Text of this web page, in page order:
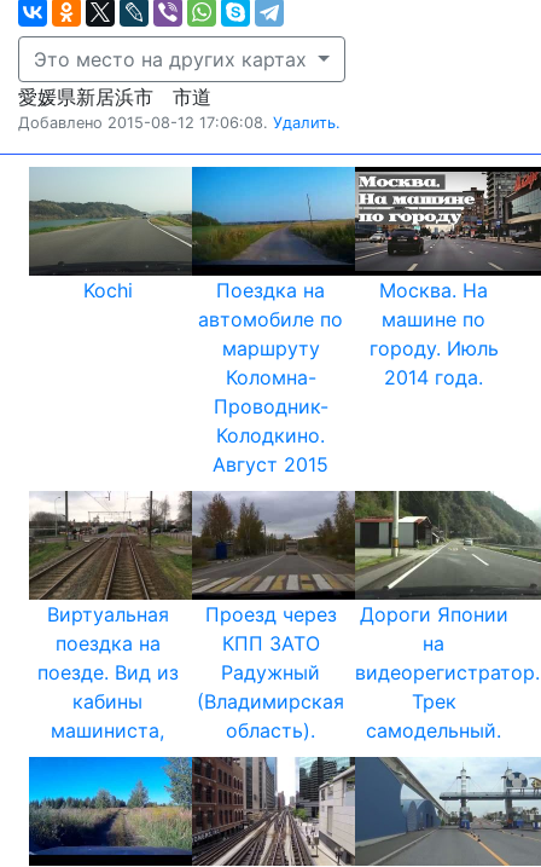
Это место на других картах
愛媛県新居浜市 市道
Добавлено 2015-08-12 17:06:08. Удалить.
Kochi
Поездка на
автомобиле по
маршруту
Коломна-
Проводник-
Колодкино.
Август 2015
Москва. На
машине по
городу. Июль
2014 года.
Виртуальная
поездка на
поезде. Вид из
кабины
машиниста,
Проезд через
КПП ЗАТО
Радужный
(Владимирская
область).
Дороги Японии
на
видеорегистратор.
Трек
самодельный.